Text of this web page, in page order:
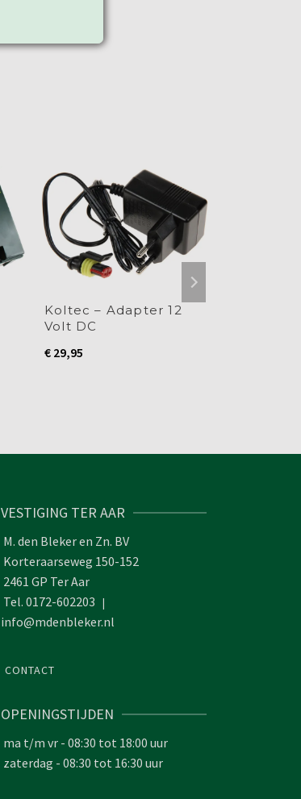
Koltec – Adapter 12
Volt DC
€ 29,95
VESTIGING TER AAR
M. den Bleker en Zn. BV
Korteraarseweg 150-152
2461 GP Ter Aar
Tel. 0172-602203 |
info@mdenbleker.nl
CONTACT
OPENINGSTIJDEN
ma t/m vr - 08:30 tot 18:00 uur
zaterdag - 08:30 tot 16:30 uur